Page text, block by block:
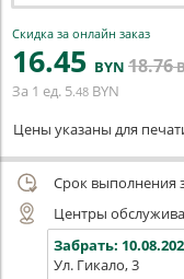
Скидка за онлайн заказ
16.45 BYN 18.76
За 1 ед. 5.48 BYN
Цены указаны для
Срок выполнения
Центры
Забрать:
Ул. Гикало, 3